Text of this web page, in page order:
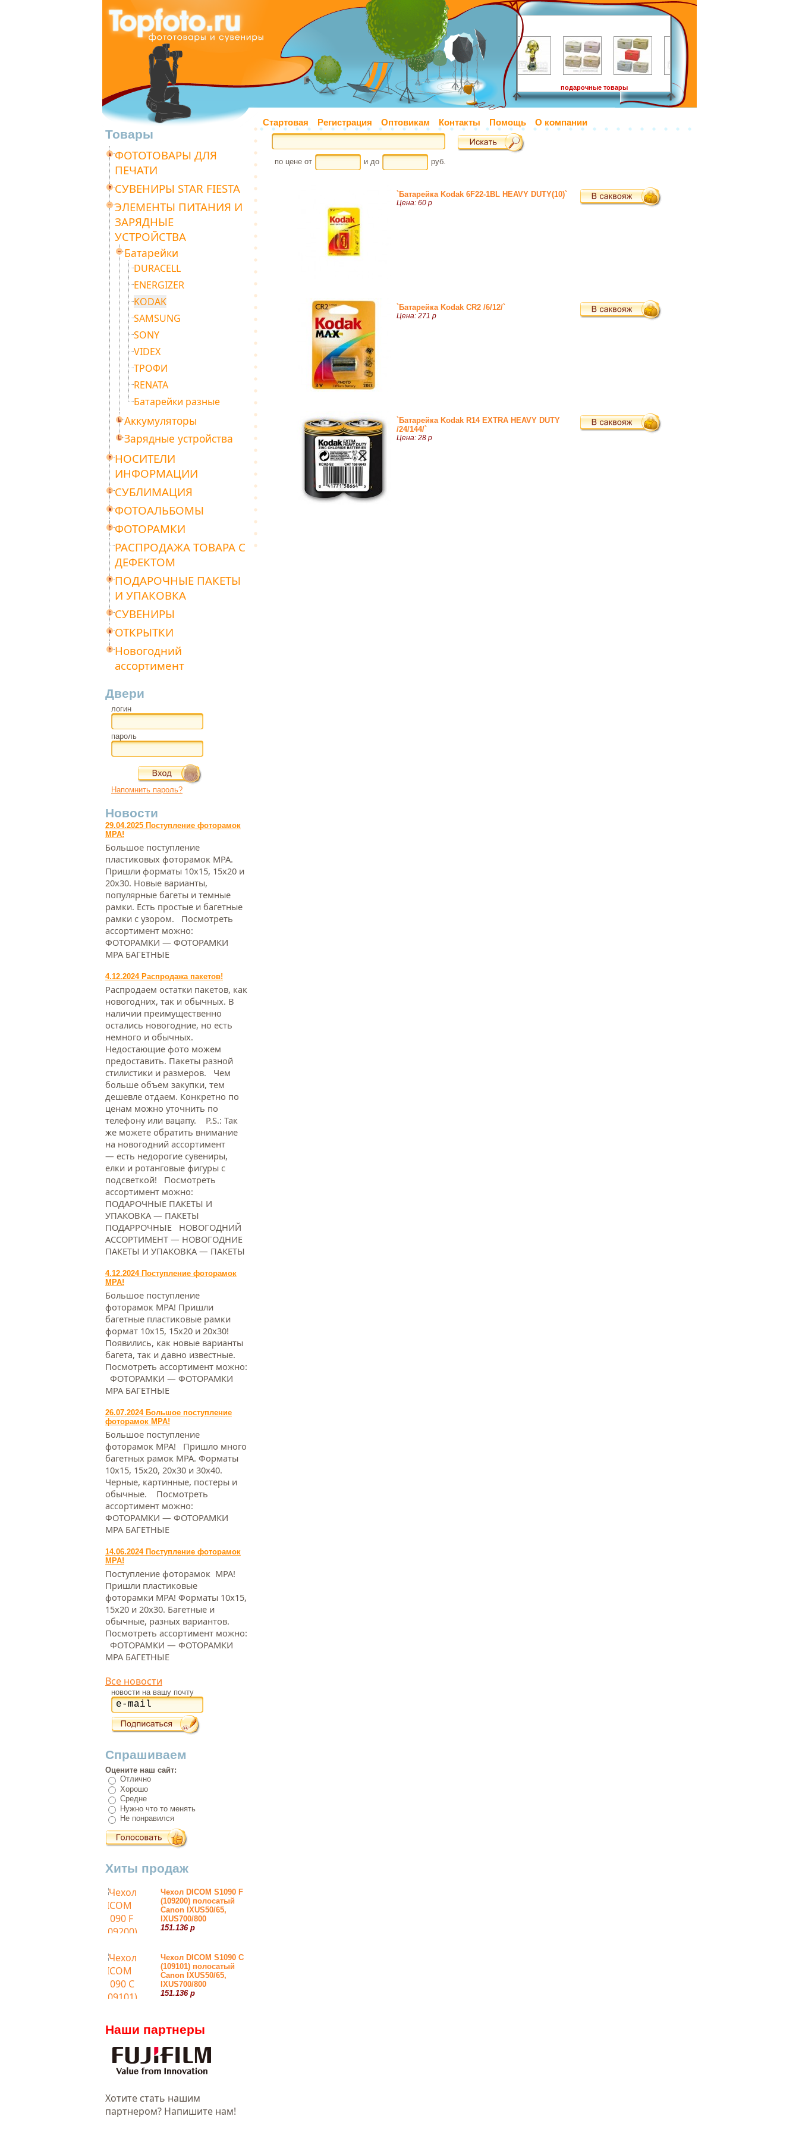
Стартовая Регистрация Оптовикам Контакты Помощь О компании
подарочные товары
Товары
ФОТОТОВАРЫ ДЛЯ
ПЕЧАТИ
СУВЕНИРЫ STAR FIESTA
ЭЛЕМЕНТЫ ПИТАНИЯ И
ЗАРЯДНЫЕ
УСТРОЙСТВА
Батарейки
DURACELL
ENERGIZER
KODAK
SAMSUNG
SONY
VIDEX
ТРОФИ
RENATA
Батарейки разные
Аккумуляторы
Зарядные устройства
НОСИТЕЛИ
ИНФОРМАЦИИ
СУБЛИМАЦИЯ
ФОТОАЛЬБОМЫ
ФОТОРАМКИ
РАСПРОДАЖА ТОВАРА С
ДЕФЕКТОМ
ПОДАРОЧНЫЕ ПАКЕТЫ
И УПАКОВКА
СУВЕНИРЫ
ОТКРЫТКИ
Новогодний
ассортимент
Двери
логин
пароль
Напомнить пароль?
Новости
29.04.2025 Поступление фоторамок
МРА!
Большое поступление
пластиковых фоторамок МРА.
Пришли форматы 10х15, 15х20 и
20х30. Новые варианты,
популярные багеты и темные
рамки. Есть простые и багетные
рамки с узором. Посмотреть
ассортимент можно:
ФОТОРАМКИ — ФОТОРАМКИ
МРА БАГЕТНЫЕ
4.12.2024 Распродажа пакетов!
Распродаем остатки пакетов, как
новогодних, так и обычных. В
наличии преимущественно
остались новогодние, но есть
немного и обычных.
Недостающие фото можем
предоставить. Пакеты разной
стилистики и размеров. Чем
больше объем закупки, тем
дешевле отдаем. Конкретно по
ценам можно уточнить по
телефону или вацапу. Р.S.: Так
же можете обратить внимание
на новогодний ассортимент
— есть недорогие сувениры,
елки и ротанговые фигуры с
подсветкой! Посмотреть
ассортимент можно:
ПОДАРОЧНЫЕ ПАКЕТЫ И
УПАКОВКА — ПАКЕТЫ
ПОДАРРОЧНЫЕ НОВОГОДНИЙ
АССОРТИМЕНТ — НОВОГОДНИЕ
ПАКЕТЫ И УПАКОВКА — ПАКЕТЫ
4.12.2024 Поступление фоторамок
МРА!
Большое поступление
фоторамок МРА! Пришли
багетные пластиковые рамки
формат 10х15, 15х20 и 20х30!
Появились, как новые варианты
багета, так и давно известные.
Посмотреть ассортимент можно:
ФОТОРАМКИ — ФОТОРАМКИ
МРА БАГЕТНЫЕ
26.07.2024 Большое поступление
фоторамок МРА!
Большое поступление
фоторамок МРА! Пришло много
багетных рамок МРА. Форматы
10х15, 15х20, 20х30 и 30х40.
Черные, картинные, постеры и
обычные. Посмотреть
ассортимент можно:
ФОТОРАМКИ — ФОТОРАМКИ
МРА БАГЕТНЫЕ
14.06.2024 Поступление фоторамок
МРА!
Поступление фоторамок МРА!
Пришли пластиковые
фоторамки МРА! Форматы 10х15,
15х20 и 20х30. Багетные и
обычные, разных вариантов.
Посмотреть ассортимент можно:
ФОТОРАМКИ — ФОТОРАМКИ
МРА БАГЕТНЫЕ
Все новости
новости на вашу почту
Спрашиваем
Оцените наш сайт:
Отлично
Хорошо
Средне
Нужно что то менять
Не понравился
Хиты продаж
Чехол DICOM S1090 F
(109200) полосатый
Canon IXUS50/65,
IXUS700/800
151.136 р
Чехол DICOM S1090 С
(109101) полосатый
Canon IXUS50/65,
IXUS700/800
151.136 р
Наши партнеры
Хотитe стать нашим
партнером? Напишите нам!
по цене от и до руб.
`Батарейка Kodak 6F22-1BL HEAVY DUTY(10)`
Цена: 60 р
`Батарейка Kodak CR2 /6/12/`
Цена: 271 р
`Батарейка Kodak R14 EXTRA HEAVY DUTY
/24/144/`
Цена: 28 р